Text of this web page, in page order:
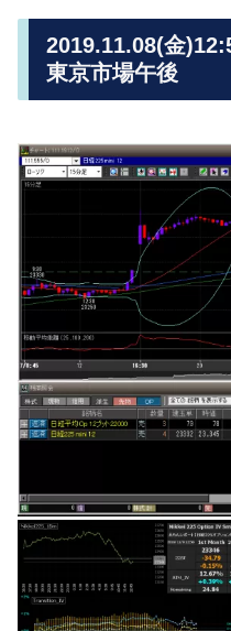
2019.11.08(金
東京市場午後